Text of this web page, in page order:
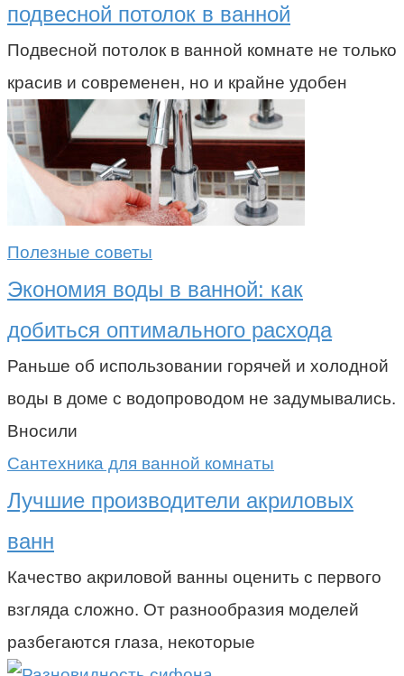
подвесной потолок в ванной
Подвесной потолок в ванной комнате не только
красив и современен, но и крайне удобен
Полезные советы
Экономия воды в ванной: как
добиться оптимального расхода
Раньше об использовании горячей и холодной
воды в доме с водопроводом не задумывались.
Вносили
Сантехника для ванной комнаты
Лучшие производители акриловых
ванн
Качество акриловой ванны оценить с первого
взгляда сложно. От разнообразия моделей
разбегаются глаза, некоторые